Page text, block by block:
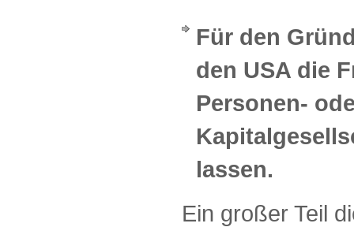
Für den
den USA die
Personen-
lassen.
Ein großer Teil